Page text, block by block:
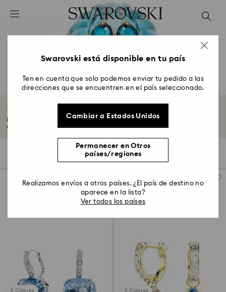
Accesskeys list
2 - Footer
4 - Search results
Pendientes azules
Brilla con unos pendientes azules con cristales de Swarovski. Sumérgete en
nuestra...
Filtros
Filtros
2 Colores 2 Colores
Swarovski está disponible en tu país
Ten en cuenta que solo podemos enviar tu pedido a las
direcciones que se encuentren en el país seleccionado.
Cambiar a Estados Unidos
Permanecer en Otros
países/regiones
Realizamos envíos a otros países. ¿El país de destino no
aparece en la lista?
Ver todos los países